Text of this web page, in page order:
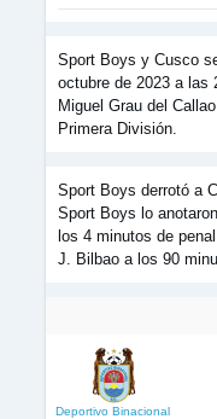
Sport Boys y Cusco
octubre de 2023 a las
Miguel Grau del
Primera División.
Sport Boys derrotó a
Sport Boys lo
los 4 minutos de
J. Bilbao a los 90
Deportivo Binacional